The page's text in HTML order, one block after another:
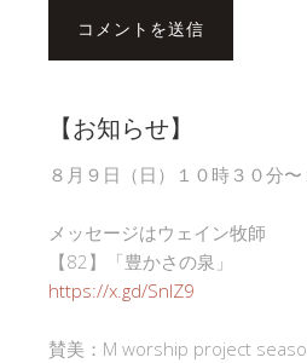
【お知らせ】
８月９日（日）１０時３０分
メッセージはウェイン牧師
【82】「豊かさの泉」
https://x.gd/SnlZ9
賛美：M worship project